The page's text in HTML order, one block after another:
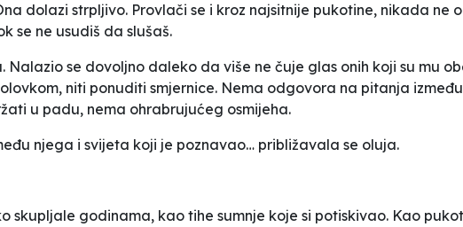
dolazi strpljivo. Provlači se i kroz najsitnije pukotine, nikada ne
se ne usudiš da slušaš.
se dovoljno daleko da više ne čuje glas onih koji su mu
niti ponuditi smjernice. Nema odgovora na pitanja
u padu, nema ohrabrujućeg osmijeha.
njega i svijeta koji je poznavao… približavala se oluja.
skupljale godinama, kao tihe sumnje koje si potiskivao. Kao